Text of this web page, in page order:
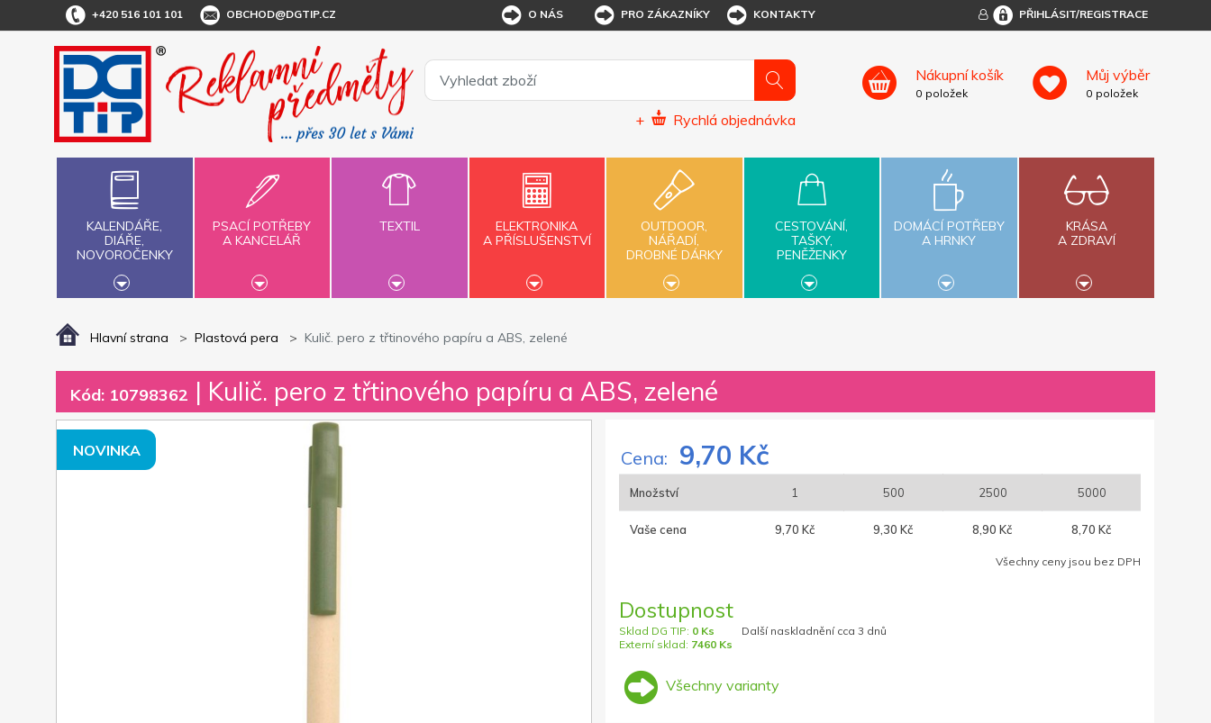
+420 516 101 101 OBCHOD@DGTIP.CZ O NÁS PRO ZÁKAZNÍKY KONTAKTY PŘIHLÁSIT/REGISTRACE
+ Rychlá objednávka
Nákupní košík
0 položek
Můj výběr
0 položek
KALENDÁŘE,
DIÁŘE,
NOVOROČENKY
PSACÍ POTŘEBY
A KANCELÁŘ
TEXTIL
ELEKTRONIKA
A PŘÍSLUŠENSTVÍ
OUTDOOR,
NÁŘADÍ,
DROBNÉ DÁRKY
CESTOVÁNÍ,
TAŠKY,
PENĚŽENKY
DOMÁCÍ POTŘEBY
A HRNKY
KRÁSA
A ZDRAVÍ
Hlavní strana Plastová pera Kulič. pero z třtinového papíru a ABS, zelené
Kód: 10798362 | Kulič. pero z třtinového papíru a ABS, zelené
NOVINKA Cena: 9,70 Kč
Množství 1 500 2500 5000
Vaše cena 9,70 Kč 9,30 Kč 8,90 Kč 8,70 Kč
Všechny ceny jsou bez DPH
Dostupnost
Sklad DG TIP: 0 Ks
Externí sklad: 7460 Ks
Další naskladnění cca 3 dnů
Všechny varianty